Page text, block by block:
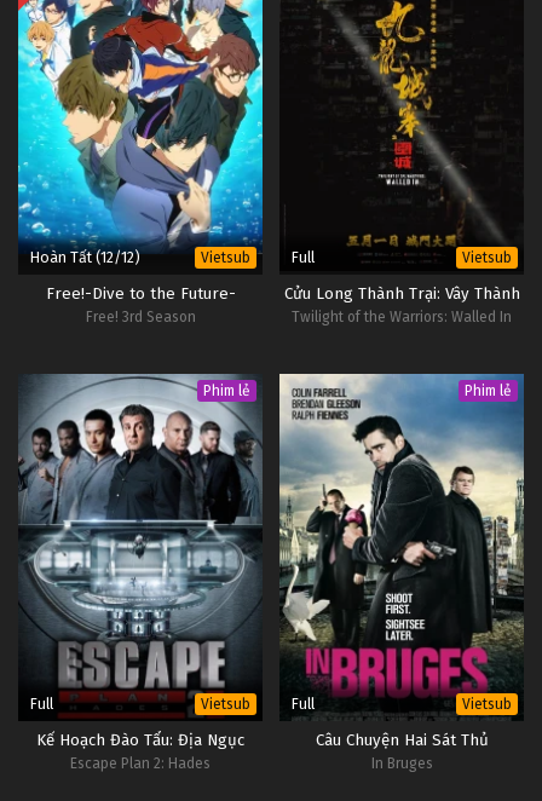
17 Khách Trọ Phòng 1006 Tập 17
Vietsub
#1
16 Khách Trọ Phòng 1006 Tập 16
OP -
#1
15 Khách Trọ Phòng 1006 Tập 15
OP -
Vietsub
#1
14 Khách Trọ Phòng 1006 Tập 14
OP -
Vietsub
#1
12 Khách Trọ Phòng 1006 Tập 12
Vietsub
#1
Hoàn Tất (12/12) Vietsub
Free!-Dive to the Future-
Free! 3rd Season
Full Vietsub
Cửu Long Thành Trại: Vây Thành
Twilight of the Warriors: Walled In
Phim lẻ
Full Vietsub
Kế Hoạch Đào Tẩu: Địa Ngục
Escape Plan 2: Hades
Phim lẻ
Full Vietsub
Câu Chuyện Hai Sát Thủ
In Bruges